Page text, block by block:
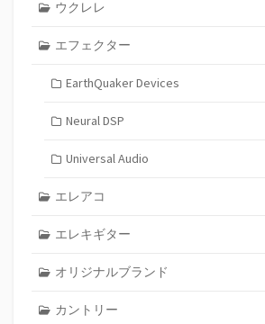
ウクレレ
エフェクター
EarthQuaker Devices
Neural DSP
Universal Audio
エレアコ
エレキギター
オリジナルブランド
カントリー